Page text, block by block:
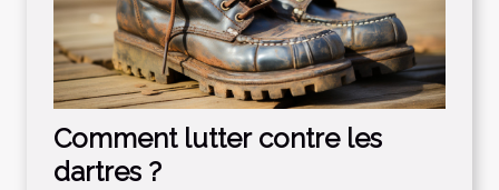
Comment lutter contre les
dartres ?